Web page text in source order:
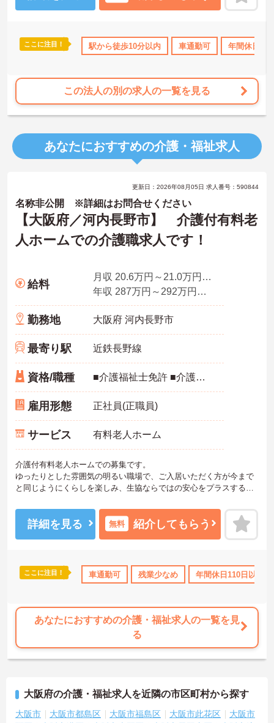
児補助 年間休日110日以上 資格取得サポート 研修制度あり
す。また、チームワークを大切にしている職場です。フォロー体制
ご興味のある方には、面接対策ポイントなど、さらに詳細をお話し
いたしますのでお気軽にご相談ください！
ここに注目！ 駅から徒歩10分以内 車通勤可 年間休日
この法人の別の求人の一覧を見る
あなたにおすすめの介護・福祉求人
更新日：2026年08月05日 求人番号：590844
名称非公開 ※詳細はお問合せください
【大阪府／河内長野市】 介護付有料老
人ホームでの介護職求人です！
給料
月収 20.6万円～21.0万円程度（職務手当＋夜勤手当4回分込）
年収 287万円～292万円程度（職務手当＋夜勤手当月4回分込）
勤務地 大阪府 河内長野市
最寄り駅 近鉄長野線
資格/職種 ■介護福祉士免許 ■介護福祉士実務者研修修了者、介護職員初任者研修修了者 （ヘルパー2級以上）
雇用形態 正社員(正職員)
サービス 有料老人ホーム
介護付有料老人ホームでの募集です。
ゆったりとした雰囲気の明るい職場で、ご入居いただく方が今まで
と同じようにくらしを楽しみ、生協ならではの安心をプラスするこ
る地元の方々と密接な関係を築くことを大切にしています！お問い
合わせをお待ちしております♪
詳細を見る 無料 紹介してもらう
ここに注目！ 車通勤可 残業少なめ 年間休日110日以上
あなたにおすすめの介護・福祉求人の一覧を見
る
大阪府の介護・福祉求人を近隣の市区町村から探す
大阪市 大阪市都島区 大阪市福島区 大阪市此花区
大阪市